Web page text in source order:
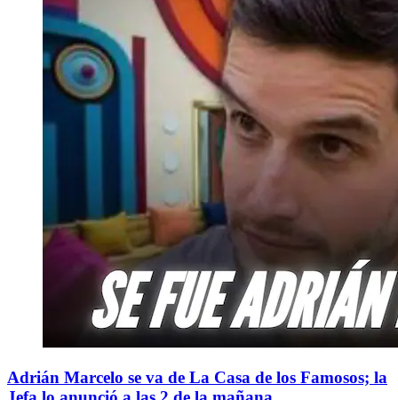
Adrián Marcelo se va de La Casa de los Famosos; la